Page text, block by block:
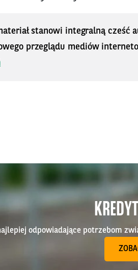
stanowi integralną cześć
przeglądu mediów
odpowiadające potrzebom